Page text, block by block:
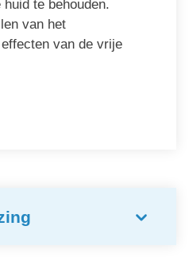
te behouden.
van het
van de vrije